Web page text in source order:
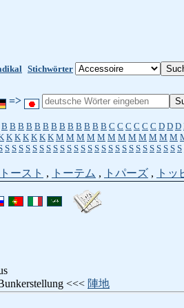
Stichwörter
=>
B B B B B B B B B B B B B C C C C C C D D D
K K K K K K M M M M M M M M M M M M
S S S S S S S S S S S S S S S S S S S S S S S S S S
トースト , トーテム , トパーズ , トッ
<<< 陣地